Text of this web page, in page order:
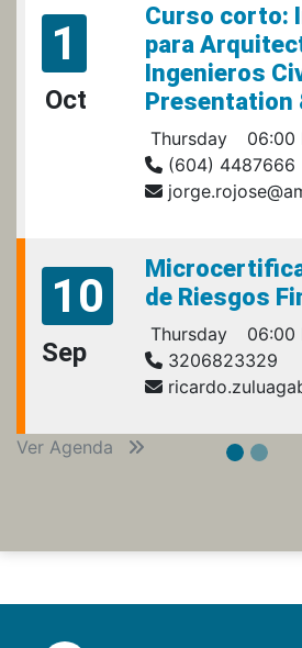
1
Oct
Curso corto:
para
Ingenieros
Presentation
Thursday
06:00
(604) 4487666
10
Sep
de Riesgos
Thursday
06:00
3206823329
Ver Agenda